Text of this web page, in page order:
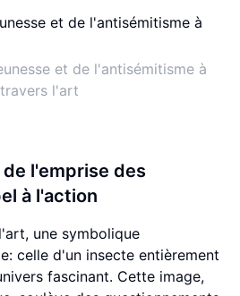
et de l'antisémitisme à
travers l'art
l'emprise des
à l'action
une symbolique
celle d'un insecte entièrement
fascinant. Cette image,